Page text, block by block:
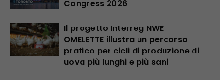
Congress 2026
Il progetto Interreg NWE
OMELETTE illustra un percorso
pratico per cicli di produzione di
uova più lunghi e più sani